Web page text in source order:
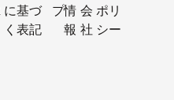
に基づ
く表記
プ情
報
会
社
ポリ
シー